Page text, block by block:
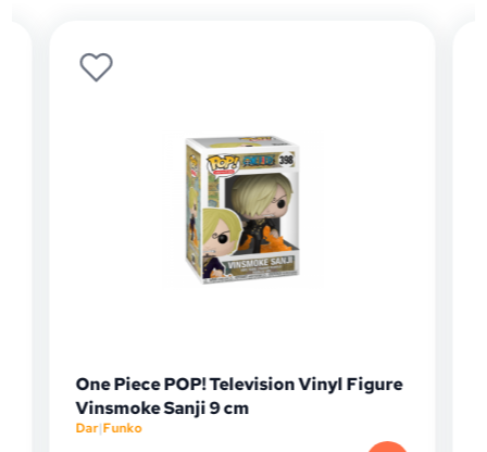
One Piece POP! Television Vinyl Figure
Vinsmoke Sanji 9 cm
Dar|Funko